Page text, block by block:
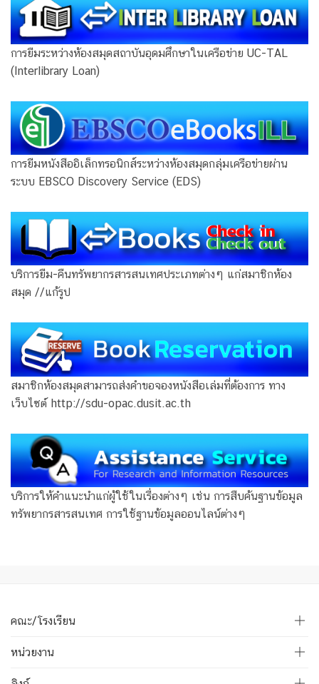
การยืมระหว่างห้องสมุดสถาบันอุดมศึกษาในเครือข่าย UC-TAL
(Interlibrary Loan)
การยืมหนังสืออิเล็กทรอนิกส์ระหว่างห้องสมุดกลุ่มเครือข่ายผ่าน
ระบบ EBSCO Discovery Service (EDS)
บริการยืม-คืนทรัพยากรสารสนเทศประเภทต่างๆ แก่สมาชิกห้อง
สมุด //แก้รูป
สมาชิกห้องสมุดสามารถส่งคำขอจองหนังสือเล่มที่ต้องการ ทาง
เว็บไซต์ http://sdu-opac.dusit.ac.th
บริการให้คำแนะนำแก่ผู้ใช้ในเรื่องต่างๆ เช่น การสืบค้นฐานข้อมูล
ทรัพยากรสารสนเทศ การใช้ฐานข้อมูลออนไลน์ต่างๆ
คณะ/โรงเรียน
หน่วยงาน